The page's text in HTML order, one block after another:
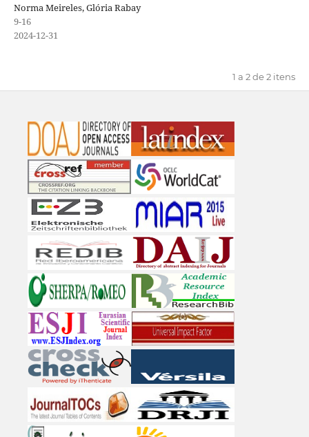
Norma Meireles, Glória Rabay
9-16
2024-12-31
1 a 2 de 2 itens